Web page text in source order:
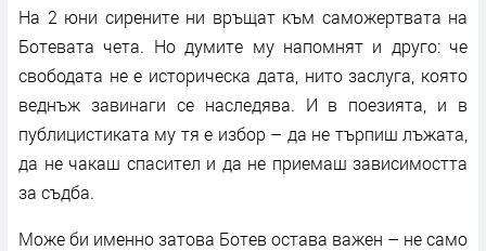
На 2 юни сирените ни връщат към саможертвата на
Ботевата чета. Но думите му напомнят и друго: че
свободата не е историческа дата, нито заслуга, която
веднъж завинаги се наследява. И в поезията, и в
публицистиката му тя е избор – да не търпиш лъжата,
да не чакаш спасител и да не приемаш зависимостта
за съдба.
Може би именно затова Ботев остава важен – не само